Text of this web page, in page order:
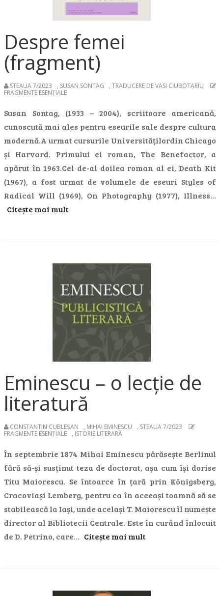
Despre femei
(fragment)
STEAUA 7/2023 , SUSAN SONTAG , TRADUCERE DE VASI CIUBOTARIU
FRAGMENTE ESENȚIALE
Susan Sontag, (1933 – 2004), scriitoare americană,
cunoscută mai ales pentru eseurile sale despre cultura
modernă.A urmat cursurile Universitățilordin Chicago
și Harvard. Primului ei roman, The Benefactor, a
apărut în 1963.Cel de-al doilea roman al ei, Death Kit
(1967), a fost urmat de volumele de eseuri Styles of
Radical Will (1969), On Photography (1977), Illness…
Citește mai mult
Eminescu – o lecție de
literatură
CONSTANTIN CUBLEȘAN , MIHAI EMINESCU , STEAUA 7/2023
FRAGMENTE ESENȚIALE
, ISTORIE LITERARĂ
În septembrie 1874 Mihai Eminescu părăsește Berlinul
fără să-și susținut teza de doctorat, așa cum își dorise
Titu Maiorescu. Se întoarce în țară prin Königsberg,
Cracoviași Lemberg, pentru ca în aceeași toamnă să se
stabilească la Iași, unde același T. Maiorescu îl numește
director al Bibliotecii Centrale. Este în curând înlocuit
de D. Petrino, care… Citește mai mult